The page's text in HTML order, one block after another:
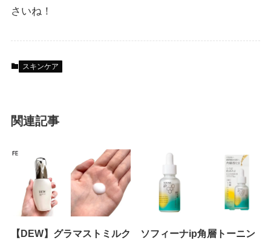
さいね！
スキンケア
関連記事
【DEW】グラマストミルク
ソフィーナip角層トーニン